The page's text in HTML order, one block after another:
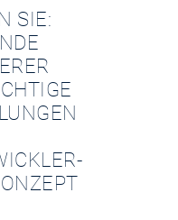
SIE: